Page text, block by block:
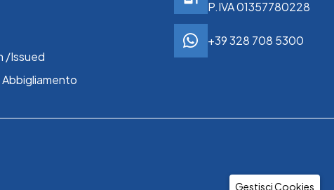
/Issued
P.IVA 01357780228
+39 328 708 5300
Gestisci Cookies